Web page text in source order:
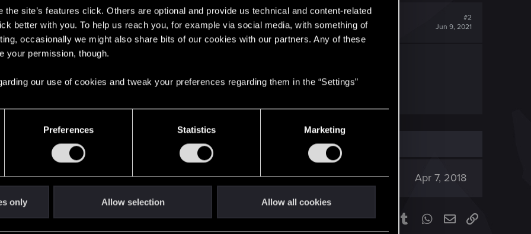
the site’s features click. Others are optional and provide us technical and content-related
better with you. To help us reach you, for example via social media, with something of
occasionally we might also share bits of our cookies with our partners. Any of these
your permission, though.
our use of cookies and tweak your preferences regarding them in the “Settings”
Preferences Statistics Marketing
only Allow selection Allow all cookies
#2
Jun 9, 2021
то проблемы с тач скрином.
ПРОТИВ КРАСНОЛЮДОВ. 14 3K Apr 7, 2018
Share: Facebook
TwitterReddit PinterestTumblrWhatsApp
EmailLink